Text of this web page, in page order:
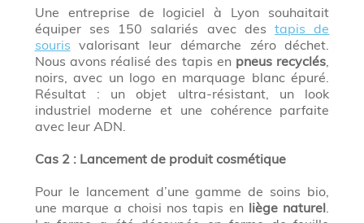
Une entreprise de logiciel à Lyon souhaitait
équiper ses 150 salariés avec destapis de
souris valorisant leur démarche zéro déchet.
Nous avons réalisé des tapis en pneus recyclés,
noirs, avec un logo en marquage blanc épuré.
Résultat : un objet ultra-résistant, un look
industriel moderne et une cohérence parfaite
avec leur ADN.
Cas 2 : Lancement de produit cosmétique
Pour le lancement d’une gamme de soins bio,
une marque a choisi nos tapis en liège naturel.